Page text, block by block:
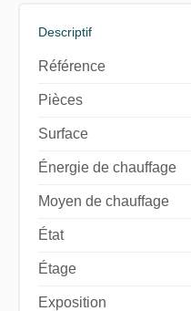
Descriptif
Référence
Pièces
Surface
Énergie de chauffage
Moyen de chauffage
État
Étage
Exposition